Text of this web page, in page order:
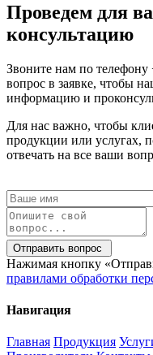
Проведем для
консультацию
Звоните нам по телефону
вопрос в заявке, чтобы
информацию и
Для нас важно, чтобы
продукции или услугах,
отвечать на все ваши
Отправить вопрос
Нажимая кнопку
правилами обработки
Навигация
Главная Продукция